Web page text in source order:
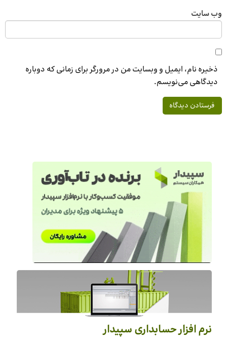
وب‌ سایت
ذخیره نام، ایمیل و وبسایت من در مرورگر برای زمانی که دوباره
دیدگاهی می‌نویسم.
نرم افزار حسابداری سپیدار